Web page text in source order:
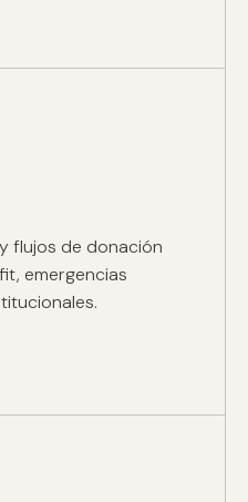
flujos de donación
emergencias